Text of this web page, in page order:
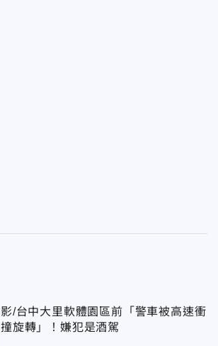
影/台中大里軟體園區前「警車被高速衝
撞旋轉」！嫌犯是酒駕